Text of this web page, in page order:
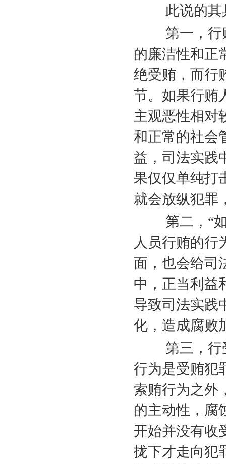
此说的其
第一，行贿
的廉洁性和正
绝受贿，而行
节。如果行贿
主观恶性相对
和正常的社会
益，司法实践
果仅仅单纯打
就会放纵犯罪
第二，“如
人员行贿的行
面，也会给司
中，正当利益
导致司法实践
化，造成腐败
第三，行受
行为是受贿犯
索贿行为之外
的主动性，腐
开始并没有收
拢下才走向犯